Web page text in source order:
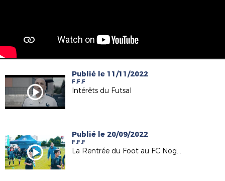
Publié le 11/11/2022
F.F.F
Intérêts du Futsal
Publié le 20/09/2022
F.F.F
La Rentrée du Foot au FC Nogentais